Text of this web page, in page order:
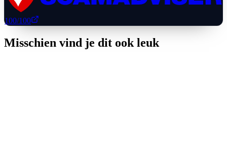
100/100
Misschien vind je dit ook leuk